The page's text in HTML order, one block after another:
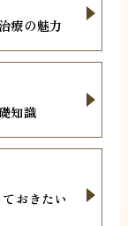
療の魅力
知識
おきたい